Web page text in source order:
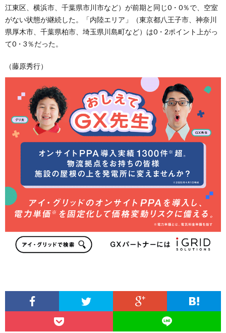
江東区、横浜市、千葉県市川市など）が前期と同じ0・0％で、空室
がない状態が継続した。「内陸エリア」（東京都八王子市、神奈川
県厚木市、千葉県柏市、埼玉県川島町など）は0・2ポイント上がっ
て0・3％だった。
（藤原秀行）